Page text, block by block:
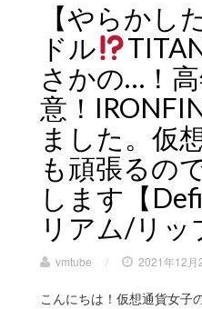
【やらか
ドル
さかの…！
意！
ました。仮
も頑張るの
します【
リアム/リッ
vmtube / 2021年12月
こんにちは！仮想通貨女子